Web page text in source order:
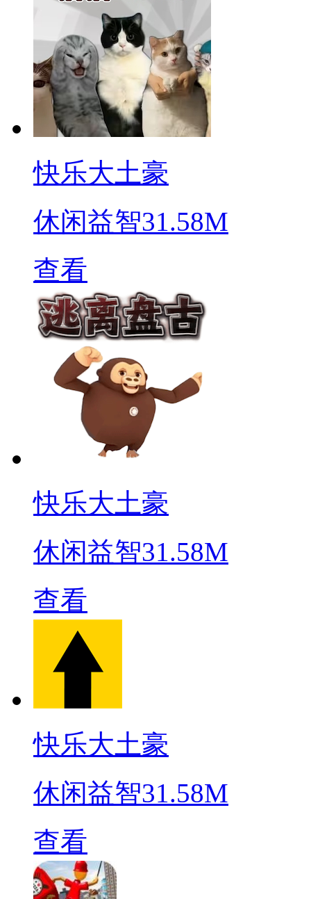
快乐大土豪
休闲益智31.58M
查看
快乐大土豪
休闲益智31.58M
查看
快乐大土豪
休闲益智31.58M
查看